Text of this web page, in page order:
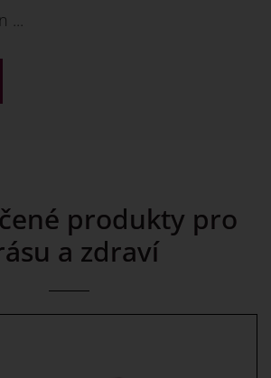
...
produkty pro
a zdraví